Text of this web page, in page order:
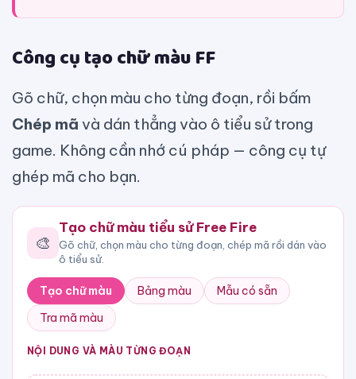
Công cụ tạo chữ màu FF
Gõ chữ, chọn màu cho từng đoạn, rồi bấm
Chép mã và dán thẳng vào ô tiểu sử trong
game. Không cần nhớ cú pháp — công cụ tự
ghép mã cho bạn.
🎨
Tạo chữ màu tiểu sử Free Fire
Gõ chữ, chọn màu cho từng đoạn, chép mã rồi dán vào
ô tiểu sử.
Tạo chữ màu Bảng màu
Mẫu có sẵn
Tra mã màu
NỘI DUNG VÀ MÀU TỪNG ĐOẠN